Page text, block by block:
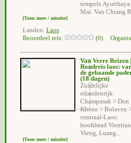
tempels
Mai. Van Chiang
[Toon meer / minder]
Landen: Laos
Beoordeel reis:
(0)
Van Verre Reizen |
Rondreis laos:
de gebaande
(18 dagen)
Zuidelijke
eilandenrijk:
Champasak > Don
Khone > Bolaven
centraal-Laos:
hoofdstad
Vieng, Luang...
[Toon meer / minder]